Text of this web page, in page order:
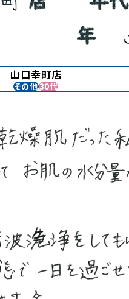
山口幸町店
その他30代